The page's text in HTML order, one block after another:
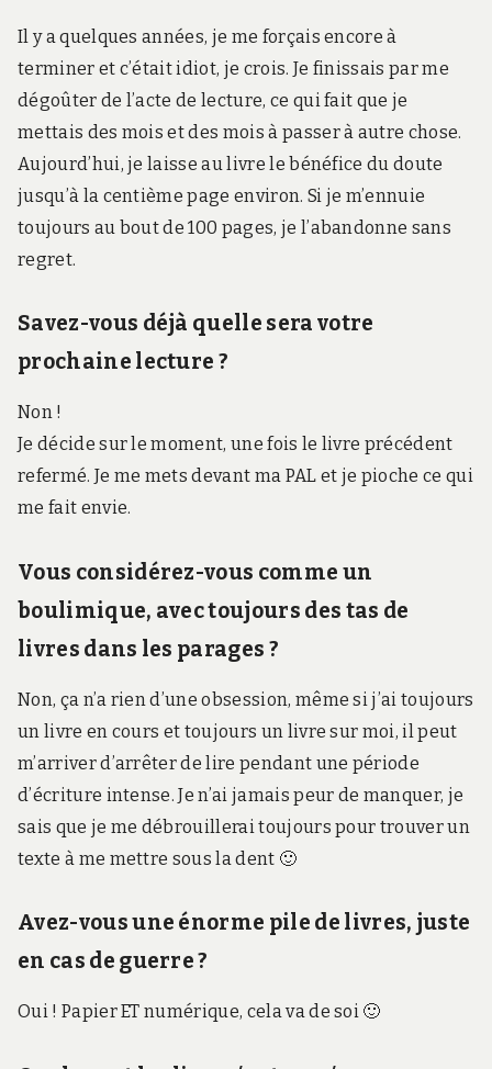
Il y a quelques années, je me forçais encore à
terminer et c’était idiot, je crois. Je finissais par me
dégoûter de l’acte de lecture, ce qui fait que je
mettais des mois et des mois à passer à autre chose.
Aujourd’hui, je laisse au livre le bénéfice du doute
jusqu’à la centième page environ. Si je m’ennuie
toujours au bout de 100 pages, je l’abandonne sans
regret.
Savez-vous déjà quelle sera votre
prochaine lecture ?
Non !
Je décide sur le moment, une fois le livre précédent
refermé. Je me mets devant ma PAL et je pioche ce qui
me fait envie.
Vous considérez-vous comme un
boulimique, avec toujours des tas de
livres dans les parages ?
Non, ça n’a rien d’une obsession, même si j’ai toujours
un livre en cours et toujours un livre sur moi, il peut
m’arriver d’arrêter de lire pendant une période
d’écriture intense. Je n’ai jamais peur de manquer, je
sais que je me débrouillerai toujours pour trouver un
texte à me mettre sous la dent 🙂
Avez-vous une énorme pile de livres, juste
en cas de guerre ?
Oui ! Papier ET numérique, cela va de soi 🙂